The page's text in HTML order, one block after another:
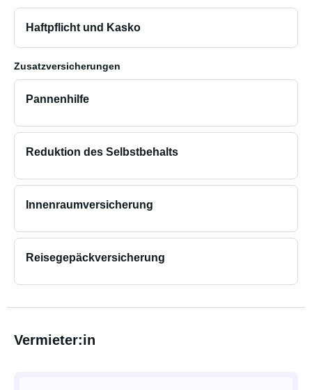
Haftpflicht und Kasko
Zusatzversicherungen
Pannenhilfe
Reduktion des Selbstbehalts
Innenraumversicherung
Reisegepäckversicherung
Vermieter:in